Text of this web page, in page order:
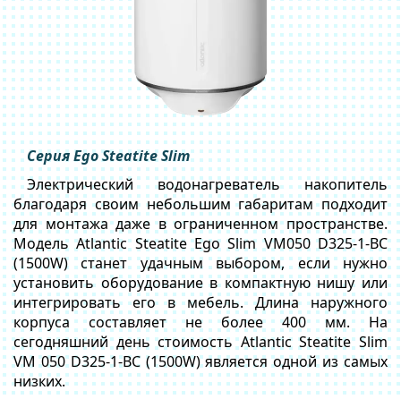
Серия Ego Steatite Slim
Электрический водонагреватель накопитель
благодаря своим небольшим габаритам подходит
для монтажа даже в ограниченном пространстве.
Модель Atlantic Steatite Ego Slim VM050 D325-1-BC
(1500W) станет удачным выбором, если нужно
установить оборудование в компактную нишу или
интегрировать его в мебель. Длина наружного
корпуса составляет не более 400 мм. На
сегодняшний день стоимость Atlantic Steatite Slim
VM 050 D325-1-BC (1500W) является одной из самых
низких.